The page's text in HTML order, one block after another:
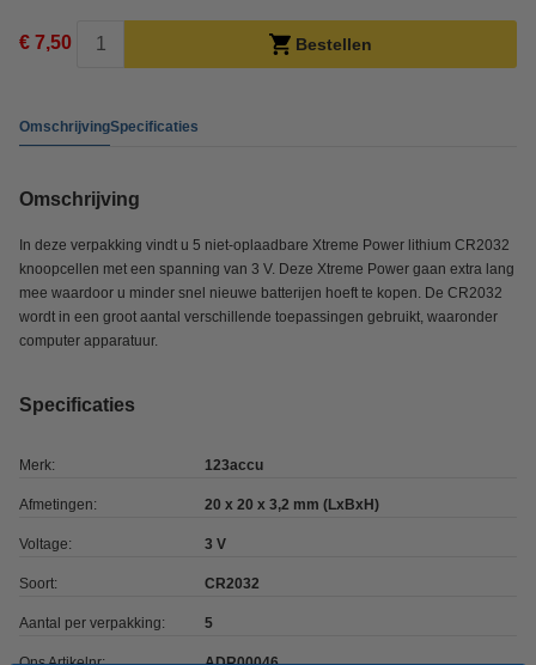
€ 7,50 Bestellen
OmschrijvingSpecificaties
Omschrijving
In deze verpakking vindt u 5 niet-oplaadbare Xtreme Power lithium CR2032
knoopcellen met een spanning van 3 V. Deze Xtreme Power gaan extra lang
mee waardoor u minder snel nieuwe batterijen hoeft te kopen. De CR2032
wordt in een groot aantal verschillende toepassingen gebruikt, waaronder
computer apparatuur.
Specificaties
Merk: 123accu
Afmetingen: 20 x 20 x 3,2 mm (LxBxH)
Voltage: 3 V
Soort: CR2032
Aantal per verpakking: 5